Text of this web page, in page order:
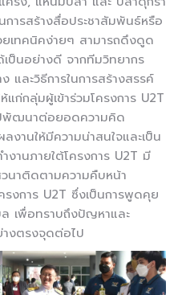
การสร้างสื่อประชาสัมพันธ์หรือ
เทคนิคง่ายๆ สามารถดึงดูด
เป็นอย่างดี จากทีมวิทยากร
ละวิธีการในการสร้างสรรค์
ก่กลุ่มผู้เข้าร่วมโครงการ U2T
ปพัฒนาต่อยอดความคิด
งานให้มีความน่าสนใจและเป็น
งานภายใต้โครงการ U2T มี
นาติดตามความคืบหน้า
งการ U2T ซึ่งเป็นการพูดคุย
เพื่อทราบถึงปัญหาและ
างตรงจุดต่อไป